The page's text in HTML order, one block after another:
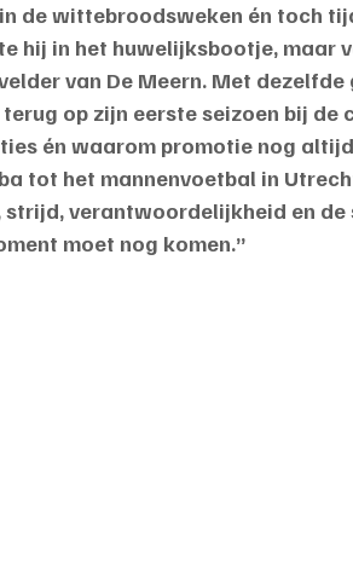
de wittebroodsweken én toch
hij in het huwelijksbootje, maar
van De Meern. Met
op zijn eerste seizoen bij de
én waarom promotie nog
tot het mannenvoetbal in
verantwoordelijkheid en de
moet nog komen.”